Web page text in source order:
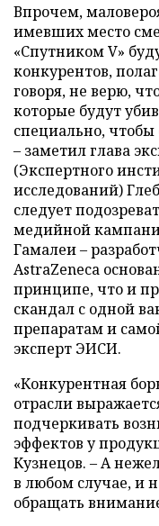
Впрочем,
имевших место
«Спутником V»
конкурентов,
говоря, не верю,
которые будут
специально, чтобы
– заметил глава
(Экспертного
исследований)
следует
медийной
Гамалеи –
AstraZeneca
принципе, что и
скандал с одной
препаратам и
эксперт ЭИСИ.
«Конкурентная
отрасли
подчеркивать
эффектов у
Кузнецов. – А
в любом случае, и
обращать